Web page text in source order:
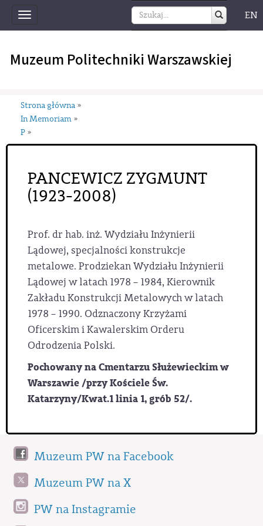
Toggle
navigation
EN
Muzeum Politechniki Warszawskiej
Strona główna »
In Memoriam »
P »
PANCEWICZ ZYGMUNT
(1923-2008)
Prof. dr hab. inż. Wydziału Inżynierii
Lądowej, specjalności konstrukcje
metalowe. Prodziekan Wydziału Inżynierii
Lądowej w latach 1978 – 1984, Kierownik
Zakładu Konstrukcji Metalowych w latach
1978 – 1990. Odznaczony Krzyżami
Oficerskim i Kawalerskim Orderu
Odrodzenia Polski.
Pochowany na Cmentarzu Służewieckim w
Warszawie /przy Kościele Św.
Katarzyny/Kwat.1 linia 1, grób 52/.
Muzeum PW na Facebook
Muzeum PW na X
PW na Instagramie